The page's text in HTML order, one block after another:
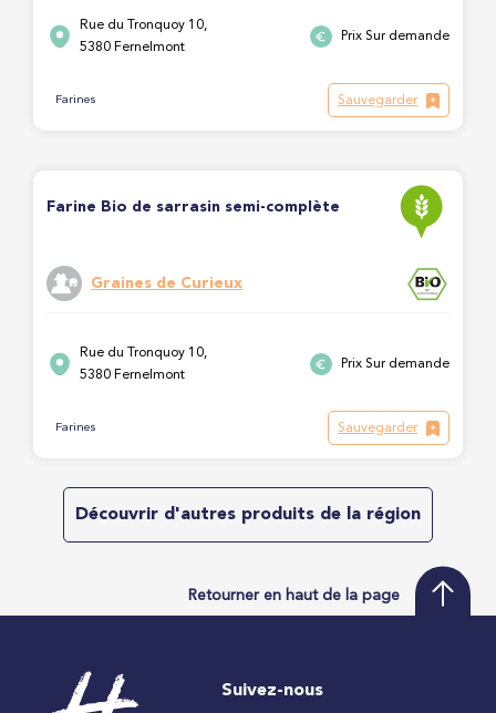
Rue du Tronquoy 10,
5380 Fernelmont
Prix Sur demande
Farines Sauvegarder
Farine Bio de sarrasin semi-complète
Graines de Curieux
Rue du Tronquoy 10,
5380 Fernelmont
Prix Sur demande
Farines Sauvegarder
Découvrir d'autres produits de la région
Retourner en haut de la page
Suivez-nous